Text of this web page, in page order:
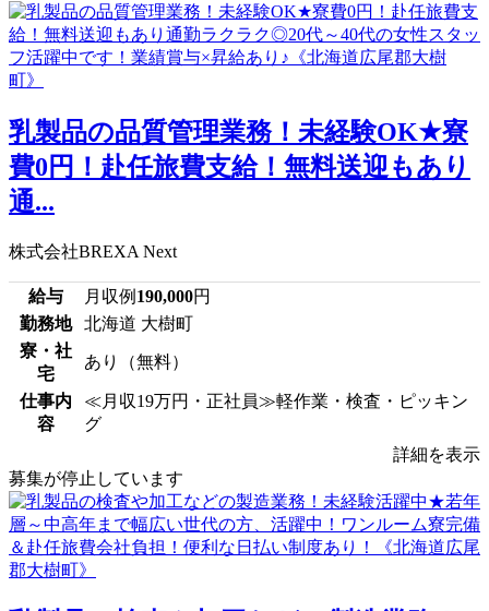
乳製品の品質管理業務！未経験OK★寮
費0円！赴任旅費支給！無料送迎もあり
通...
株式会社BREXA Next
給与 月収例 190,000円
勤務地
北海道 大樹町
寮・社
宅
あり（無料）
仕事内
容
≪月収19万円・正社員≫軽作業・検査・ピッキン
グ
詳細を表示
募集が停止しています